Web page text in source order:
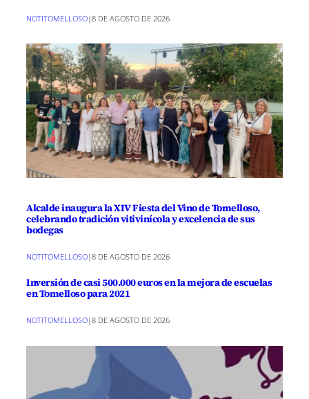
NOTITOMELLOSO|8 DE AGOSTO DE 2026
Alcalde inaugura la XIV Fiesta del Vino de Tomelloso,
celebrando tradición vitivinícola y excelencia de sus
bodegas
NOTITOMELLOSO|8 DE AGOSTO DE 2026
Inversión de casi 500.000 euros en la mejora de escuelas
en Tomelloso para 2021
NOTITOMELLOSO|8 DE AGOSTO DE 2026